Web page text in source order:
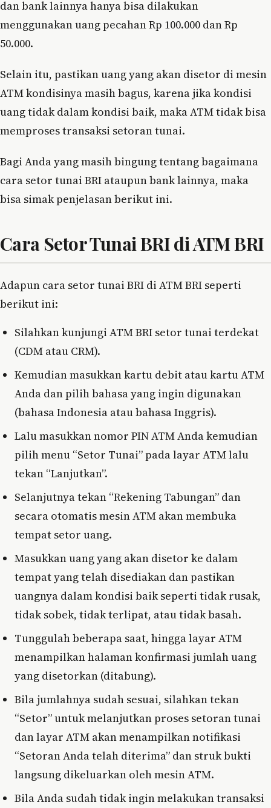
dan bank lainnya hanya bisa dilakukan
menggunakan uang pecahan Rp 100.000 dan Rp
50.000.
Selain itu, pastikan uang yang akan disetor di mesin
ATM kondisinya masih bagus, karena jika kondisi
uang tidak dalam kondisi baik, maka ATM tidak bisa
memproses transaksi setoran tunai.
Bagi Anda yang masih bingung tentang bagaimana
cara setor tunai BRI ataupun bank lainnya, maka
bisa simak penjelasan berikut ini.
Cara Setor Tunai BRI di ATM BRI
Adapun cara setor tunai BRI di ATM BRI seperti
berikut ini:
Silahkan kunjungi ATM BRI setor tunai terdekat
(CDM atau CRM).
Kemudian masukkan kartu debit atau kartu ATM
Anda dan pilih bahasa yang ingin digunakan
(bahasa Indonesia atau bahasa Inggris).
Lalu masukkan nomor PIN ATM Anda kemudian
pilih menu “Setor Tunai” pada layar ATM lalu
tekan “Lanjutkan”.
Selanjutnya tekan “Rekening Tabungan” dan
secara otomatis mesin ATM akan membuka
tempat setor uang.
Masukkan uang yang akan disetor ke dalam
tempat yang telah disediakan dan pastikan
uangnya dalam kondisi baik seperti tidak rusak,
tidak sobek, tidak terlipat, atau tidak basah.
Tunggulah beberapa saat, hingga layar ATM
menampilkan halaman konfirmasi jumlah uang
yang disetorkan (ditabung).
Bila jumlahnya sudah sesuai, silahkan tekan
“Setor” untuk melanjutkan proses setoran tunai
dan layar ATM akan menampilkan notifikasi
“Setoran Anda telah diterima” dan struk bukti
langsung dikeluarkan oleh mesin ATM.
Bila Anda sudah tidak ingin melakukan transaksi